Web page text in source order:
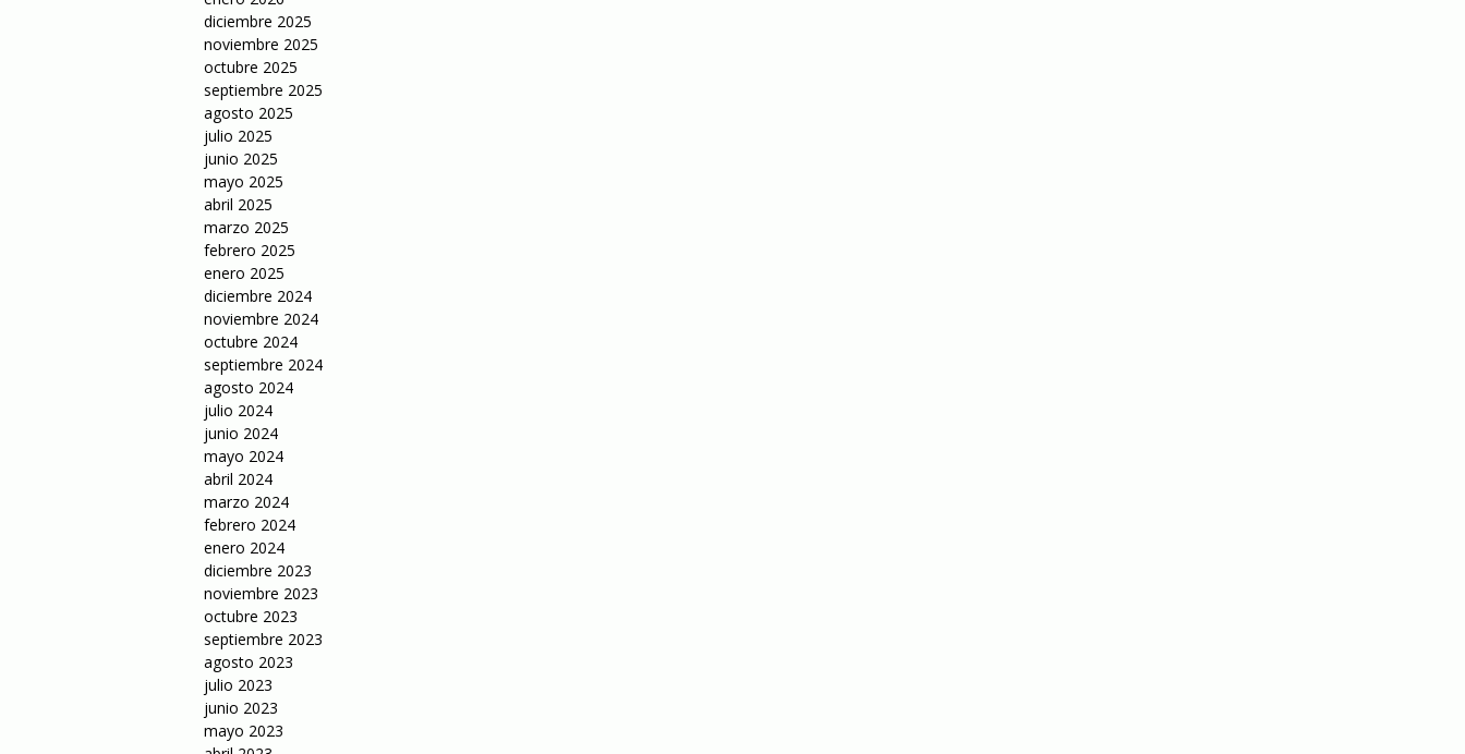
diciembre 2025
noviembre 2025
octubre 2025
septiembre 2025
agosto 2025
julio 2025
junio 2025
mayo 2025
abril 2025
marzo 2025
febrero 2025
enero 2025
diciembre 2024
noviembre 2024
octubre 2024
septiembre 2024
agosto 2024
julio 2024
junio 2024
mayo 2024
abril 2024
marzo 2024
febrero 2024
enero 2024
diciembre 2023
noviembre 2023
octubre 2023
septiembre 2023
agosto 2023
julio 2023
junio 2023
mayo 2023